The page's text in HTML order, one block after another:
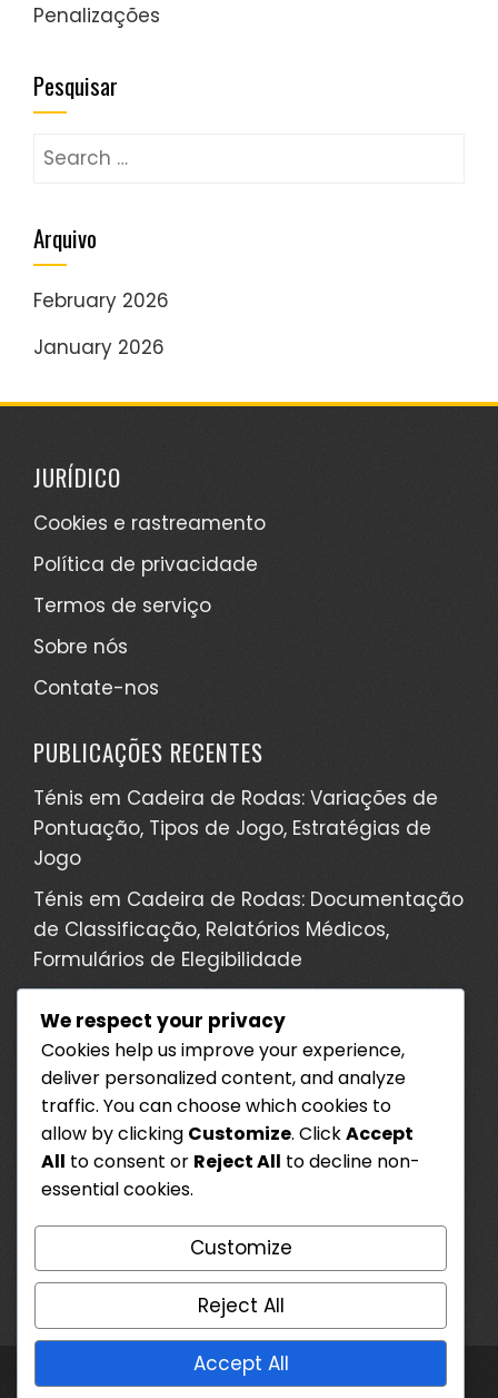
Penalizações
Pesquisar
Search
Arquivo
February 2026
January 2026
JURÍDICO
Cookies e rastreamento
Política de privacidade
Termos de serviço
Sobre nós
Contate-nos
PUBLICAÇÕES RECENTES
Ténis em Cadeira de Rodas: Variações de
Pontuação, Tipos de Jogo, Estratégias de
Jogo
Ténis em Cadeira de Rodas: Documentação
de Classificação, Relatórios Médicos,
Formulários de Elegibilidade
Doping, Procedimentos de Teste,
Conformidade
Ténis em Cadeira de Rodas: Sistema de
Classificação de Jogadores, Categorias de
Deficiência, Níveis de Jogadores
Ténis em Cadeira de Rodas: Conduta dos
Jogadores, Violações do Código,
Penalizações
WordPress Theme - Totalby HashThemes
We respect your privacy
Cookies help us improve your experience,
deliver personalized content, and analyze
traffic. You can choose which cookies to
allow by clicking Customize. ClickAccept
All to consent or Reject All to decline non-
essential cookies.
Customize
Reject All
Accept All